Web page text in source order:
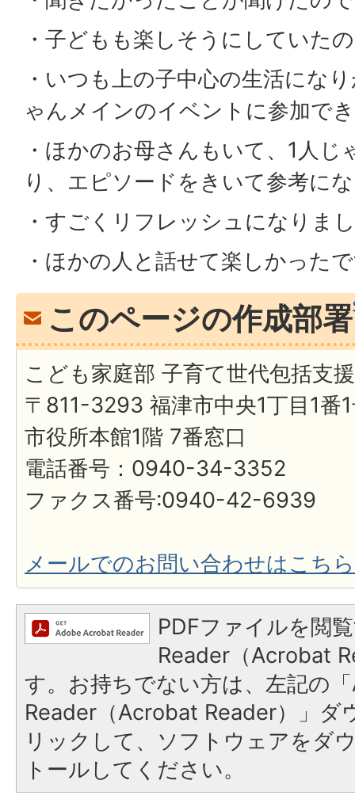
・子どもも楽しそうにしていた
・いつも上の子中心の生活にな
ゃんメインのイベントに参加で
・ほかのお母さんもいて、1人
り、エピソードをきいて参考に
・すごくリフレッシュになりま
・ほかの人と話せて楽しかった
このページの作成部署
こども家庭部 子育て世代包括支
〒811-3293 福津市中央1丁目1番
市役所本館1階 7番窓口
電話番号：0940-34-3352
ファクス番号:0940-42-6939
メールでのお問い合わせはこちら
PDFファイルを閲
Reader（Acrobat
す。お持ちでない方は、左記の
Reader（Acrobat Reader）」ダ
リックして、ソフトウェアをダ
トールしてください。